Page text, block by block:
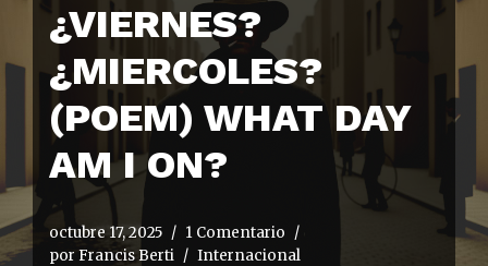
¿VIERNES?
¿MIERCOLES?
(POEM) WHAT DAY
AM I ON?
octubre 17, 2025
1 Comentario
por Francis Berti Internacional